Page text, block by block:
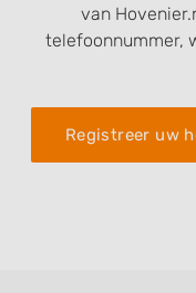
van
telefoonnummer,
Registreer uw